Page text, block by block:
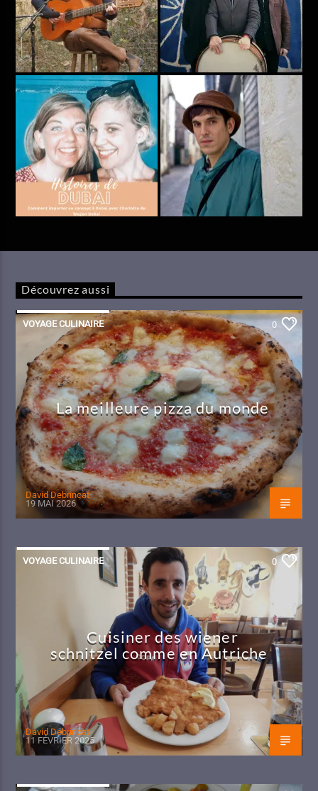
Découvrez aussi
VOYAGE CULINAIRE 0
La meilleure pizza du monde
David Debrincat
19 MAI 2026
VOYAGE CULINAIRE 0
Cuisiner des wiener
schnitzel comme en Autriche
David Debrincat
11 FÉVRIER 2025